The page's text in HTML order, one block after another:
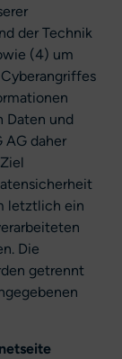
der Technik
(4) um
Daten und
AG daher
letztlich ein
Die
getrennt